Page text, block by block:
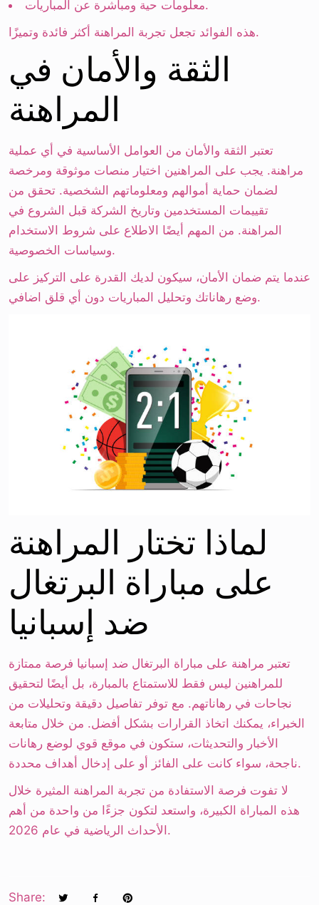
معلومات حية ومباشرة عن المباريات.
هذه الفوائد تجعل تجربة المراهنة أكثر فائدة وتميزًا.
الثقة والأمان في
المراهنة
تعتبر الثقة والأمان من العوامل الأساسية في أي عملية
مراهنة. يجب على المراهنين اختيار منصات موثوقة ومرخصة
لضمان حماية أموالهم ومعلوماتهم الشخصية. تحقق من
تقييمات المستخدمين وتاريخ الشركة قبل الشروع في
المراهنة. من المهم أيضًا الاطلاع على شروط الاستخدام
وسياسات الخصوصية.
عندما يتم ضمان الأمان، سيكون لديك القدرة على التركيز على
وضع رهاناتك وتحليل المباريات دون أي قلق اضافي.
لماذا تختار المراهنة
على مباراة البرتغال
ضد إسبانيا
تعتبر مراهنة على مباراة البرتغال ضد إسبانيا فرصة ممتازة
للمراهنين ليس فقط للاستمتاع بالمبارة، بل أيضًا لتحقيق
نجاحات في رهاناتهم. مع توفر تفاصيل دقيقة وتحليلات من
الخبراء، يمكنك اتخاذ القرارات بشكل أفضل. من خلال متابعة
الأخبار والتحديثات، ستكون في موقع قوي لوضع رهانات
ناجحة، سواء كانت على الفائز أو على إدخال أهداف محددة.
لا تفوت فرصة الاستفادة من تجربة المراهنة المثيرة خلال
هذه المباراة الكبيرة، واستعد لتكون جزءًا من واحدة من أهم
الأحداث الرياضية في عام 2026.
Share: